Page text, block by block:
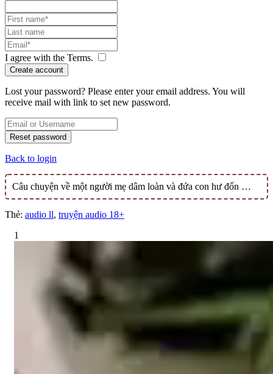
I agree with the Terms.
Create account
Lost your password? Please enter your email address. You will
receive mail with link to set new password.
Reset password
Back to login
Câu chuyện về một người mẹ dâm loàn và đứa con hư đốn …
Thẻ: audio ll, truyện audio 18+
1